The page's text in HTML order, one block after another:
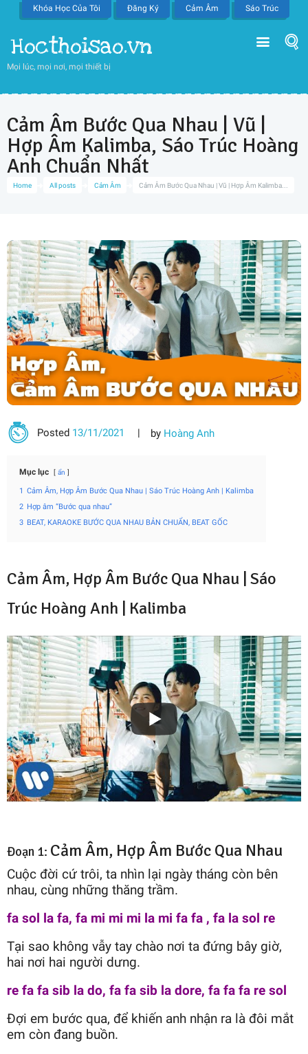
Khóa Học Của Tôi Đăng Ký Cảm Âm Sáo Trúc
Hocthoisao.vn
Mọi lúc, mọi nơi, mọi thiết bị
Home All posts Cảm Âm Cảm Âm Bước Qua Nhau | Vũ | Hợp Âm Kalimba...
Cảm Âm Bước Qua Nhau | Vũ |
Hợp Âm Kalimba, Sáo Trúc Hoàng
Anh Chuẩn Nhất
Posted 13/11/2021 by Hoàng Anh
Mục lục ẩn
1 Cảm Âm, Hợp Âm Bước Qua Nhau | Sáo Trúc Hoàng Anh | Kalimba
2 Hợp âm “Bước qua nhau”
3 BEAT, KARAOKE BƯỚC QUA NHAU BẢN CHUẨN, BEAT GỐC
Cảm Âm, Hợp Âm Bước Qua Nhau | Sáo
Trúc Hoàng Anh | Kalimba
Đoạn 1: Cảm Âm, Hợp Âm Bước Qua Nhau
Cuộc đời cứ trôi, ta nhìn lại ngày tháng còn bên
nhau, cùng những thăng trầm.
fa sol la fa, fa mi mi mi la mi fa fa , fa la sol re
Tại sao không vẫy tay chào nơi ta đứng bây giờ,
hai nơi hai người dưng.
re fa fa sib la do, fa fa sib la dore, fa fa fa re sol
Đợi em bước qua, để khiến anh nhận ra là đôi mắt
em còn đang buồn.